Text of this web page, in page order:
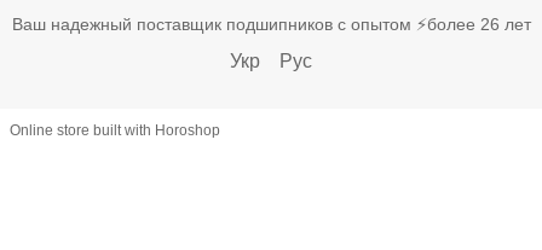
Ваш надежный поставщик подшипников с опытом ⚡более 26 лет
Укр Рус
Online store built with Horoshop